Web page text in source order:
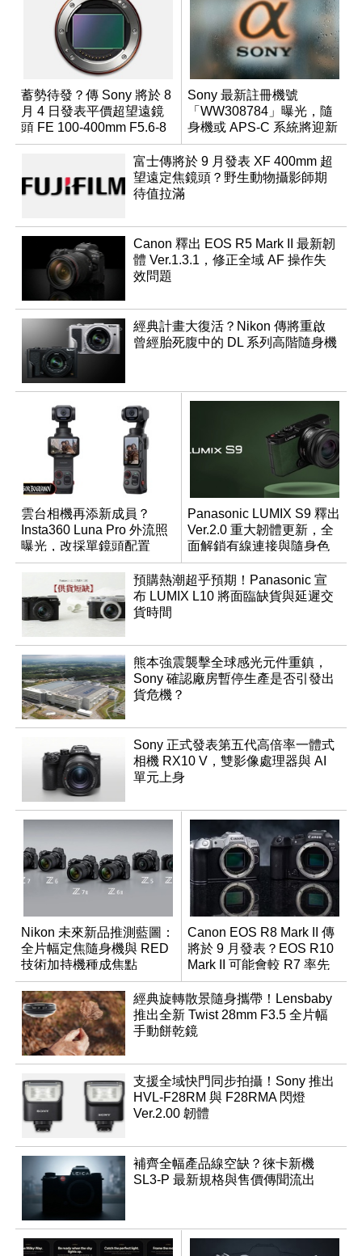
蓄勢待發？傳 Sony 將於 8
月 4 日發表平價超望遠鏡
頭 FE 100-400mm F5.6-8
Sony 最新註冊機號
「WW308784」曝光，隨
身機或 APS-C 系統將迎新
成員？
富士傳將於 9 月發表 XF 400mm 超
望遠定焦鏡頭？野生動物攝影師期
待值拉滿
Canon 釋出 EOS R5 Mark II 最新韌
體 Ver.1.3.1，修正全域 AF 操作失
效問題
經典計畫大復活？Nikon 傳將重啟
曾經胎死腹中的 DL 系列高階隨身機
雲台相機再添新成員？
Insta360 Luna Pro 外流照
曝光，改採單鏡頭配置
Panasonic LUMIX S9 釋出
Ver.2.0 重大韌體更新，全
面解鎖有線連接與隨身色
調編輯
預購熱潮超乎預期！Panasonic 宣
布 LUMIX L10 將面臨缺貨與延遲交
貨時間
熊本強震襲擊全球感光元件重鎮，
Sony 確認廠房暫停生產是否引發出
貨危機？
Sony 正式發表第五代高倍率一體式
相機 RX10 V，雙影像處理器與 AI
單元上身
Nikon 未來新品推測藍圖：
全片幅定焦隨身機與 RED
技術加持機種成焦點
Canon EOS R8 Mark II 傳
將於 9 月發表？EOS R10
Mark II 可能會較 R7 率先
推出
經典旋轉散景隨身攜帶！Lensbaby
推出全新 Twist 28mm F3.5 全片幅
手動餅乾鏡
支援全域快門同步拍攝！Sony 推出
HVL-F28RM 與 F28RMA 閃燈
Ver.2.00 韌體
補齊全幅產品線空缺？徠卡新機
SL3-P 最新規格與售價傳聞流出